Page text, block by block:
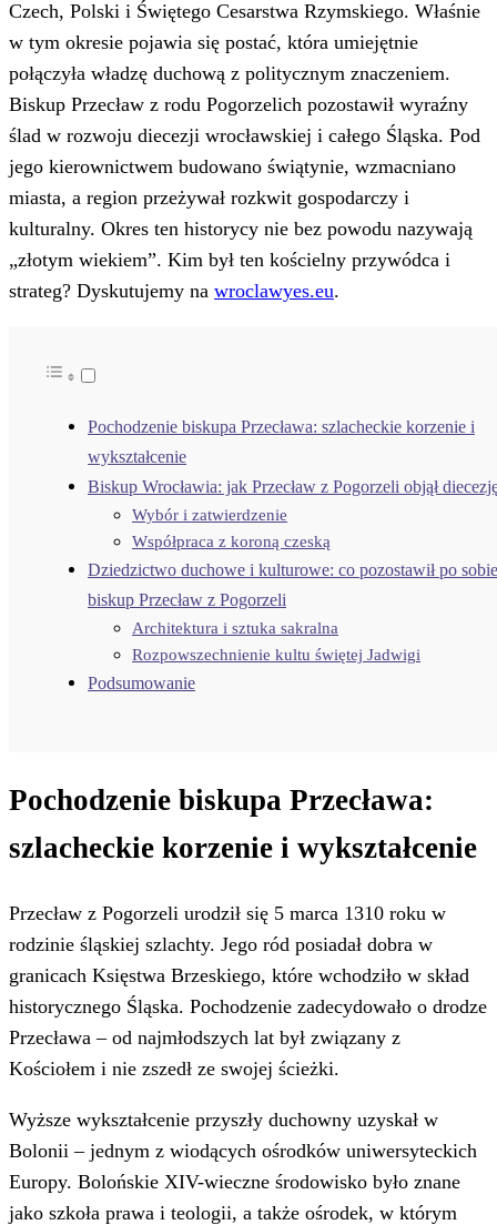
Czech, Polski i Świętego Cesarstwa Rzymskiego. Właśnie
w tym okresie pojawia się postać, która umiejętnie
połączyła władzę duchową z politycznym znaczeniem.
Biskup Przecław z rodu Pogorzelich pozostawił wyraźny
ślad w rozwoju diecezji wrocławskiej i całego Śląska. Pod
jego kierownictwem budowano świątynie, wzmacniano
miasta, a region przeżywał rozkwit gospodarczy i
kulturalny. Okres ten historycy nie bez powodu nazywają
„złotym wiekiem”. Kim był ten kościelny przywódca i
strateg? Dyskutujemy na wroclawyes.eu.
Pochodzenie biskupa Przecława: szlacheckie korzenie i
wykształcenie
Biskup Wrocławia: jak Przecław z Pogorzeli objął
Wybór i zatwierdzenie
Współpraca z koroną czeską
Dziedzictwo duchowe i kulturowe: co pozostawił po sobie
biskup Przecław z Pogorzeli
Architektura i sztuka sakralna
Rozpowszechnienie kultu świętej Jadwigi
Podsumowanie
Pochodzenie biskupa Przecława:
szlacheckie korzenie i wykształcenie
Przecław z Pogorzeli urodził się 5 marca 1310 roku w
rodzinie śląskiej szlachty. Jego ród posiadał dobra w
granicach Księstwa Brzeskiego, które wchodziło w skład
historycznego Śląska. Pochodzenie zadecydowało o drodze
Przecława – od najmłodszych lat był związany z
Kościołem i nie zszedł ze swojej ścieżki.
Wyższe wykształcenie przyszły duchowny uzyskał w
Bolonii – jednym z wiodących ośrodków uniwersyteckich
Europy. Bolońskie XIV-wieczne środowisko było znane
jako szkoła prawa i teologii, a także ośrodek, w którym